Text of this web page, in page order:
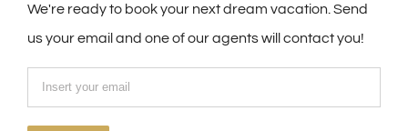
We're ready to book your next dream vacation. Send
us your email and one of our agents will contact you!